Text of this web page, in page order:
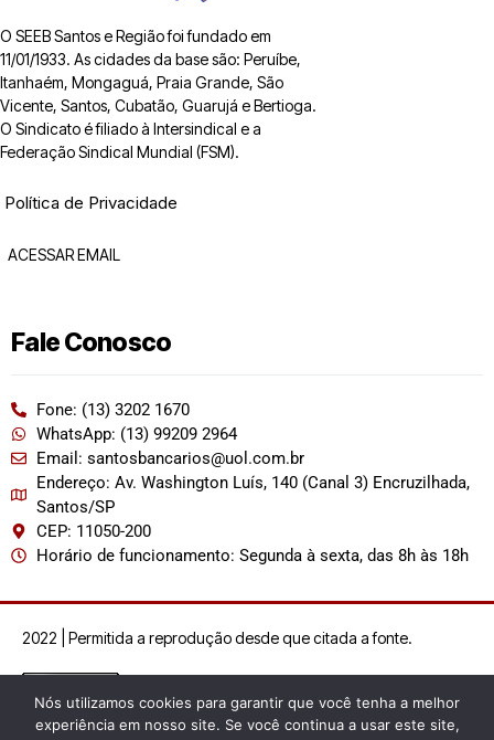
O SEEB Santos e Região foi fundado em
11/01/1933. As cidades da base são: Peruíbe,
Itanhaém, Mongaguá, Praia Grande, São
Vicente, Santos, Cubatão, Guarujá e Bertioga.
O Sindicato é filiado à Intersindical e a
Federação Sindical Mundial (FSM).
Política de Privacidade
ACESSAR EMAIL
Fale Conosco
Fone: (13) 3202 1670
WhatsApp: (13) 99209 2964
Email: santosbancarios@uol.com.br
Endereço: Av. Washington Luís, 140 (Canal 3) Encruzilhada,
Santos/SP
CEP: 11050-200
Horário de funcionamento: Segunda à sexta, das 8h às 18h
2022 | Permitida a reprodução desde que citada a fonte.
Nós utilizamos cookies para garantir que você tenha a melhor
experiência em nosso site. Se você continua a usar este site,